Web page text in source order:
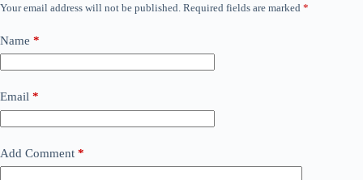
Your email address will not be published. Required fields are marked *
Name *
Email *
Add Comment *